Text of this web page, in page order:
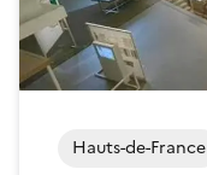
Hauts-de-France